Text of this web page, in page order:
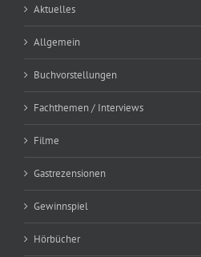
Aktuelles
Allgemein
Buchvorstellungen
Fachthemen / Interviews
Filme
Gastrezensionen
Gewinnspiel
Hörbücher